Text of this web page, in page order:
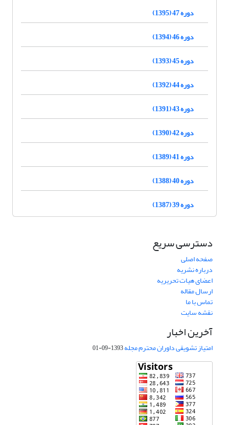
دوره 47 (1395)
دوره 46 (1394)
دوره 45 (1393)
دوره 44 (1392)
دوره 43 (1391)
دوره 42 (1390)
دوره 41 (1389)
دوره 40 (1388)
دوره 39 (1387)
دسترسی سریع
صفحه اصلی
درباره نشریه
اعضای هیات تحریریه
ارسال مقاله
تماس با ما
نقشه سایت
آخرین اخبار
امتیاز تشویقی داوران محترم مجله1393-09-01